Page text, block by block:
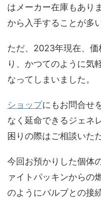
はメーカー在庫もあり
から入手することが多
ただ、2023年現在、
り、かつてのように気
なってしまいました。
ショップにもお問合せ
なく延命できるジェネ
困りの際はご相談いた
今回お預かりした個体
ァイトパッキンからの
のようにバルブとの接